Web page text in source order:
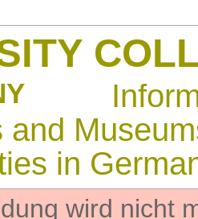
and
in
wird nicht